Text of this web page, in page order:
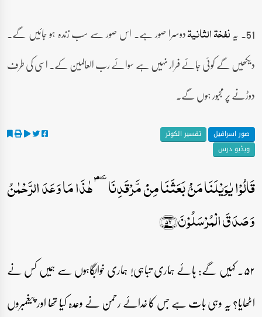
51۔ یہ نفخۃ الثانیۃدوسرا صور ہے۔ اس صور سے سب زندہ ہو جائیں گے۔
دیکھیں گے کوئی جائے فرار نہیں ہے سوائے رب العالمین کے۔ اسی کی طرف
دوڑنے پر مجبور ہوں گے۔
صور اسرافیل
تفسیر الکوثر
ویڈیو درس
قَالُوۡا یٰوَیۡلَنَا مَنۡۢ بَعَثَنَا مِنۡ مَّرۡقَدِنَا ٜۘؐ ہٰذَا مَا وَعَدَ الرَّحۡمٰنُ
وَ صَدَقَ الۡمُرۡسَلُوۡنَ﴿۵۲﴾
۵۲۔ کہیں گے: ہائے ہماری تباہی! ہماری خوابگاہوں سے ہمیں کس نے
اٹھایا؟ یہ وہی بات ہے جس کا خدائے رحمن نے وعدہ کیا تھا اور پیغمبروں